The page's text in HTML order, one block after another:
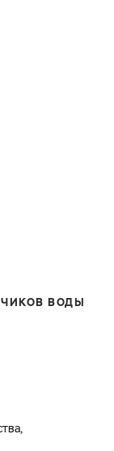
ВОДЫ